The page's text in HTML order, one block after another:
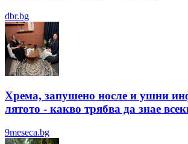
dbr.bg
Хрема, запушено носле и ушни
лятотo - какво трябва да знае
9meseca.bg